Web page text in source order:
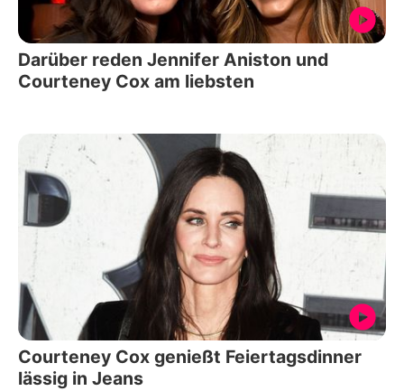
Darüber reden Jennifer Aniston und
Courteney Cox am liebsten
Courteney Cox genießt Feiertagsdinner
lässig in Jeans